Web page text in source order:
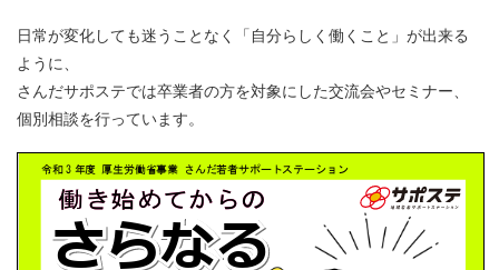
日常が変化しても迷うことなく「自分らしく働くこと」が出来る
ように、
さんだサポステでは卒業者の方を対象にした交流会やセミナー、
個別相談を行っています。